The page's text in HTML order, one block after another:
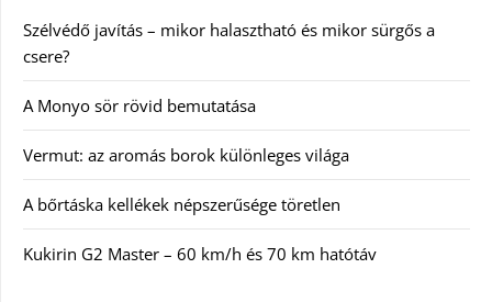
Szélvédő javítás – mikor halasztható és mikor sürgős a
csere?
A Monyo sör rövid bemutatása
Vermut: az aromás borok különleges világa
A bőrtáska kellékek népszerűsége töretlen
Kukirin G2 Master – 60 km/h és 70 km hatótáv